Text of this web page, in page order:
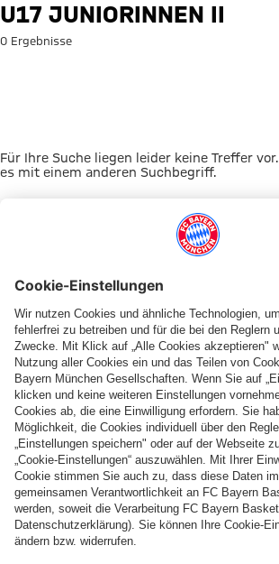
Suche: U17
U17 JUNIORINNEN II
0 Ergebnisse
Für Ihre Suche liegen leider keine Treffer
es mit einem anderen Suchbegriff.
Zur Startseite
DAS KÖNNTE DICH
UNSERE MASKOTTCHEN
Berni,
Mia
und
Ben
ALLIANZ ARENA
FC
Bayern
KIDS
CLUB-
Zone
EVENTANMELDUNG
KIDS
CLUB-
Fußballcamps
MYFCBAYERN
Entdecke
deinen
persönlichen
Fanbereich